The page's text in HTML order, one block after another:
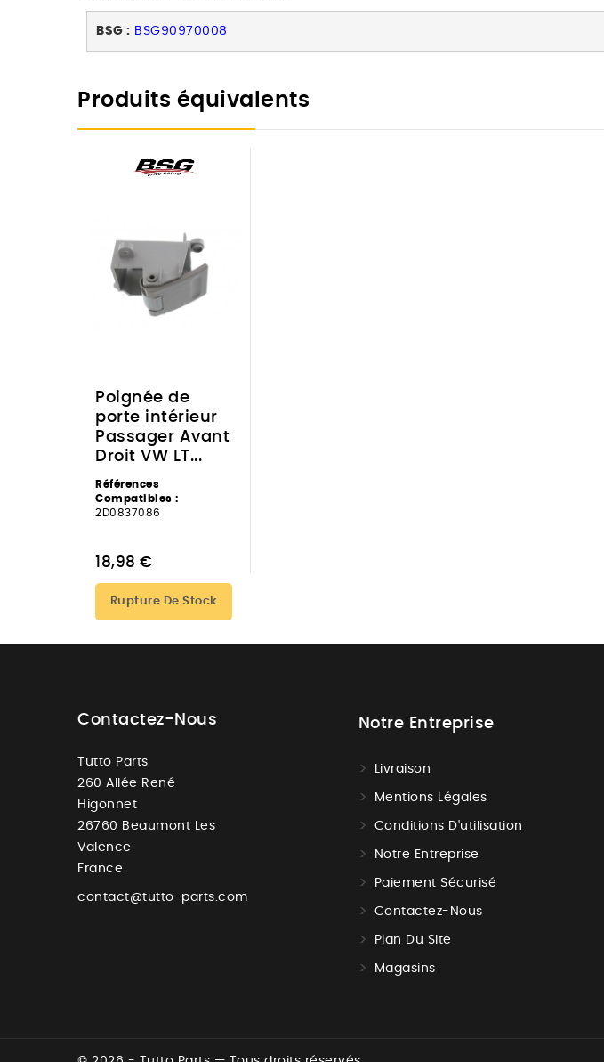
BSG : BSG90970008
Produits équivalents
Poignée de
porte intérieur
Passager Avant
Droit VW LT...
Références
Compatibles :
2D0837086
18,98 €
Rupture De Stock
Contactez-Nous
Tutto Parts
260 Allée René
Higonnet
26760 Beaumont Les
Valence
France
contact@tutto-parts.com
Notre Entreprise
Livraison
Mentions Légales
Conditions D'utilisation
Notre Entreprise
Paiement Sécurisé
Contactez-Nous
Plan Du Site
Magasins